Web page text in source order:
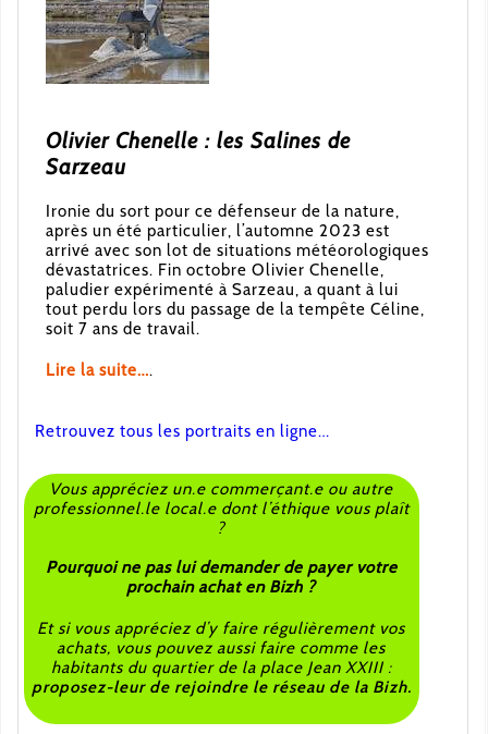
Olivier Chenelle : les Salines de
Sarzeau
Ironie du sort pour ce défenseur de la nature,
après un été particulier, l’automne 2023 est
arrivé avec son lot de situations météorologiques
dévastatrices. Fin octobre Olivier Chenelle,
paludier expérimenté à Sarzeau, a quant à lui
tout perdu lors du passage de la tempête Céline,
soit 7 ans de travail.
Lire la suite….
Retrouvez tous les portraits en ligne…
Vous appréciez un.e commerçant.e ou autre
professionnel.le local.e dont l’éthique vous plaît
?
Pourquoi ne pas lui demander de payer votre
prochain achat en Bizh ?
Et si vous appréciez d’y faire régulièrement vos
achats, vous pouvez aussi faire comme les
habitants du quartier de la place Jean XXIII :
proposez-leur de rejoindre le réseau de la Bizh.